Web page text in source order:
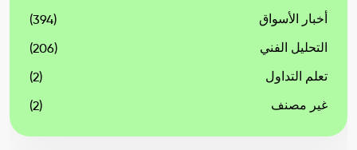
أخبار الأسواق (394)
التحليل الفني (206)
تعلم التداول (2)
غير مصنف (2)